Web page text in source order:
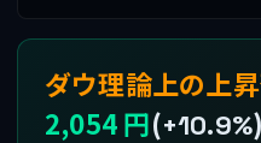
ダウ理論上の上
2,054 円(+10.9%